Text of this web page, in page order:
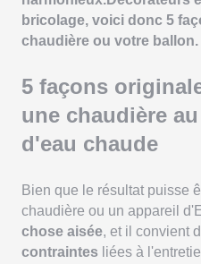
bricolage, voici donc 5
chaudière ou votre ballon.
5 façons
une chaudière
d'eau chaude
Bien que le résultat puisse
chaudière ou un appareil
chose aisée, et il convient
contraintes liées à